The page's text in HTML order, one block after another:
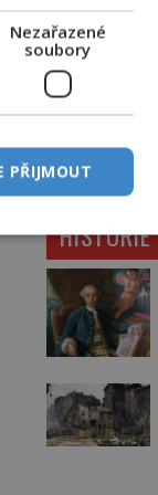
HISTORIE
Nezařazené
soubory
PŘIJMOUT